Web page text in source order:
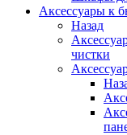
Аксессуары к
Назад
чистки